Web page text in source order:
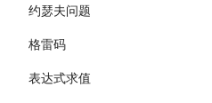
约瑟夫问题
格雷码
表达式求值